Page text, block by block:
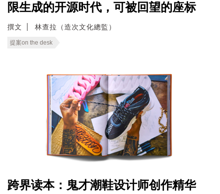
限生成的开源时代，可被回望的座标
撰文 林查拉（造次文化總監）
提案on the desk
跨界读本：鬼才潮鞋设计师创作精华